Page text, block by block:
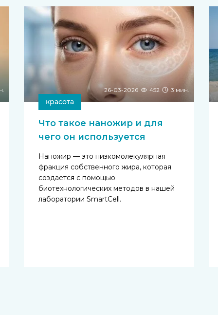
26-03-2026 452 3 мин.
красота
Что такое наножир и для
чего он используется
Наножир — это низкомолекулярная
фракция собственного жира, которая
создается с помощью
биотехнологических методов в нашей
лаборатории SmartCell.